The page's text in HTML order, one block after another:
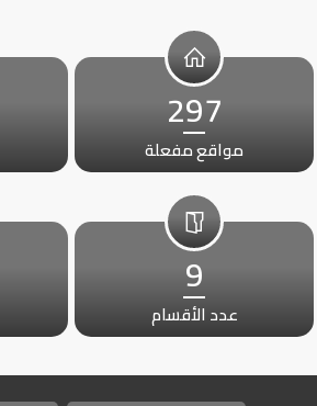
297
مواقع مفعلة
9
عدد الأقسام